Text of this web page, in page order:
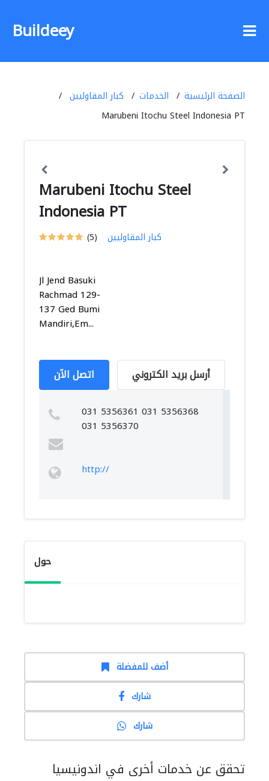
Buildeey
الصفحة الرئيسية الخدمات
كبار المقاوليين
Marubeni Itochu Steel Indonesia PT
Marubeni Itochu Steel
Indonesia PT
(5) كبار المقاوليين
Jl Jend Basuki
Rachmad 129-
137 Ged Bumi
Mandiri,Em...
اتصل الآن أرسل بريد الكتروني
031 5356361 031 5356368
031 5356370
http://
حول
أضف للمفضلة
شارك
شارك
تحقق عن خدمات أخرى في اندونيسيا